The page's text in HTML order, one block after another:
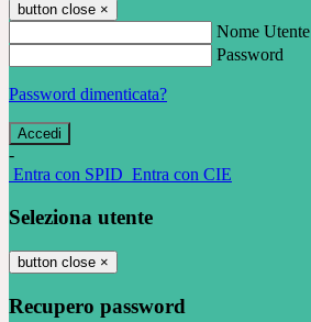
button close ×
Nome Utente
Password
Password dimenticata?
-
Entra con SPID Entra con CIE
Seleziona utente
button close ×
Recupero password